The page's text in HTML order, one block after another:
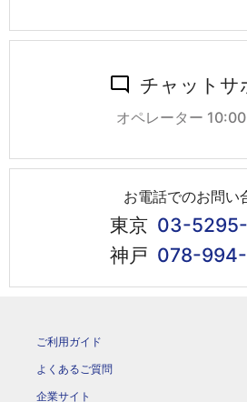
チャットサ
オペレーター
お電話でのお問い
東京 03-
神戸 078-
ご利用ガイド
よくあるご質問
企業サイト